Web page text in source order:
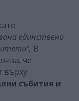
единствено
В
че
върху
събития и